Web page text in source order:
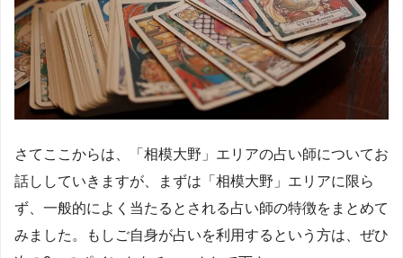
さてここからは、「相模大野」エリアの占い師についてお
話ししていきますが、まずは「相模大野」エリアに限ら
ず、一般的によく当たるとされる占い師の特徴をまとめて
みました。もしご自身が占いを利用するという方は、ぜひ